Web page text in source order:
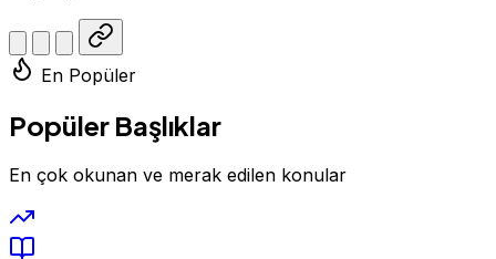
En Popüler
Popüler Başlıklar
En çok okunan ve merak edilen konular